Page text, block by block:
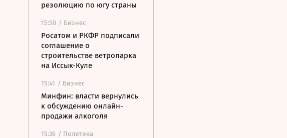
резолюцию по югу страны
15:50 / Бизнес
Росатом и РКФР подписали
соглашение о
строительстве ветропарка
на Иссык-Куле
15:41 / Бизнес
Минфин: власти вернулись
к обсуждению онлайн-
продажи алкоголя
15:36 / Политика